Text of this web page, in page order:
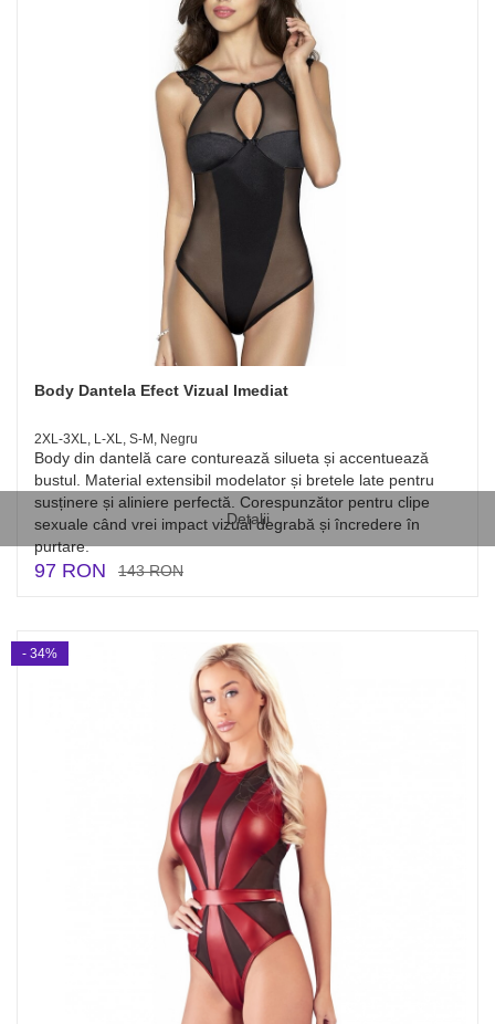
Detalii
Body Dantela Efect Vizual Imediat
2XL-3XL, L-XL, S-M, Negru
Body din dantelă care conturează silueta și accentuează
bustul. Material extensibil modelator și bretele late pentru
susținere și aliniere perfectă. Corespunzător pentru clipe
sexuale când vrei impact vizual degrabă și încredere în
purtare.
97 RON 143 RON
- 34%